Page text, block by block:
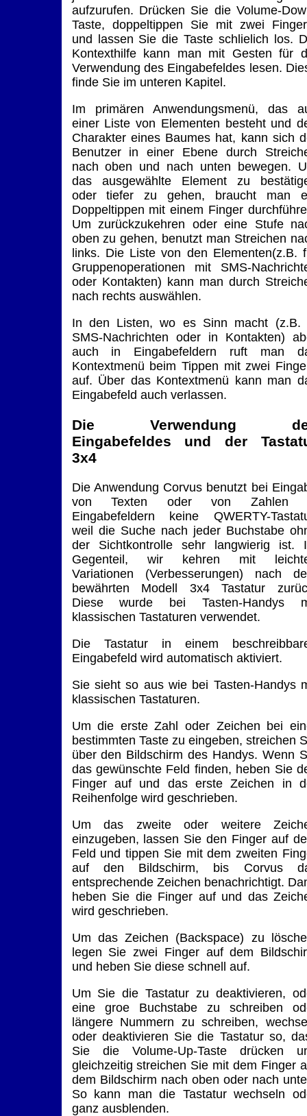
aufzurufen. Drücken Sie die Volume-
Taste, doppeltippen Sie mit zwei
und lassen Sie die Taste schlielich los.
Kontexthilfe kann man mit Gesten für
Verwendung des Eingabefeldes lesen.
finde Sie im unteren Kapitel.
Im primären Anwendungsmenü, das
einer Liste von Elementen besteht und
Charakter eines Baumes hat, kann sich
Benutzer in einer Ebene durch
nach oben und nach unten bewegen.
das ausgewählte Element zu
oder tiefer zu gehen, braucht man
Doppeltippen mit einem Finger
Um zurückzukehren oder eine Stufe
oben zu gehen, benutzt man Streichen
links. Die Liste von den Elementen(z.B.
Gruppenoperationen mit SMS-
oder Kontakten) kann man durch
nach rechts auswählen.
In den Listen, wo es Sinn macht (z.B.
SMS-Nachrichten oder in Kontakten)
auch in Eingabefeldern ruft man
Kontextmenü beim Tippen mit zwei
auf. Über das Kontextmenü kann man
Eingabefeld auch verlassen.
Die Verwendung
Eingabefeldes und der
3x4
Die Anwendung Corvus benutzt bei
von Texten oder von Zahlen
Eingabefeldern keine QWERTY-
weil die Suche nach jeder Buchstabe
der Sichtkontrolle sehr langwierig ist.
Gegenteil, wir kehren mit
Variationen (Verbesserungen) nach
bewährten Modell 3x4 Tastatur
Diese wurde bei Tasten-Handys
klassischen Tastaturen verwendet.
Die Tastatur in einem
Eingabefeld wird automatisch aktiviert.
Sie sieht so aus wie bei Tasten-Handys
klassischen Tastaturen.
Um die erste Zahl oder Zeichen bei
bestimmten Taste zu eingeben, streichen
über den Bildschirm des Handys. Wenn
das gewünschte Feld finden, heben Sie
Finger auf und das erste Zeichen in
Reihenfolge wird geschrieben.
Um das zweite oder weitere
einzugeben, lassen Sie den Finger auf
Feld und tippen Sie mit dem zweiten
auf den Bildschirm, bis Corvus
entsprechende Zeichen benachrichtigt.
heben Sie die Finger auf und das
wird geschrieben.
Um das Zeichen (Backspace) zu
legen Sie zwei Finger auf dem
und heben Sie diese schnell auf.
Um Sie die Tastatur zu deaktivieren,
eine groe Buchstabe zu schreiben
längere Nummern zu schreiben,
oder deaktivieren Sie die Tastatur so,
Sie die Volume-Up-Taste drücken
gleichzeitig streichen Sie mit dem Finger
dem Bildschirm nach oben oder nach
So kann man die Tastatur wechseln
ganz ausblenden.